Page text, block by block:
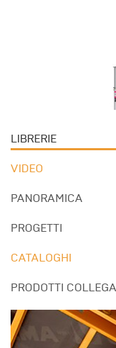
LIBRERIE
VIDEO
PANORAMICA
PROGETTI
CATALOGHI
PRODOTTI